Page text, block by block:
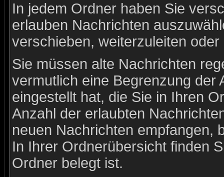
In jedem Ordner haben Sie
erlauben Nachrichten
verschieben, weiterzuleiten
Sie müssen alte Nachrichten
vermutlich eine Begrenzung der
eingestellt hat, die Sie in Ihren
Anzahl der erlaubten
neuen Nachrichten empfangen,
In Ihrer Ordnerübersicht finden
Ordner belegt ist.